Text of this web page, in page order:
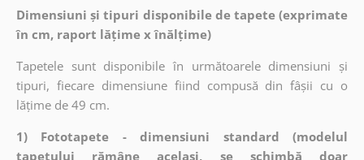
Dimensiuni și tipuri disponibile de tapete (exprimate
în cm, raport lățime x înălțime)
Tapetele sunt disponibile în următoarele dimensiuni și
tipuri, fiecare dimensiune fiind compusă din fâșii cu o
lățime de 49 cm.
1) Fototapete - dimensiuni standard (modelul
tapetului rămâne același, se schimbă doar